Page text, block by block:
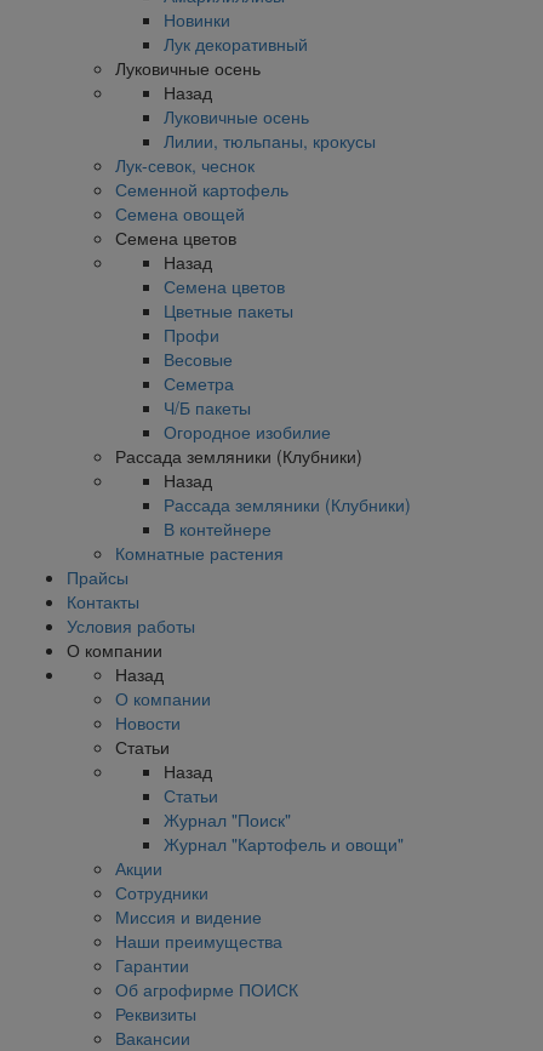
Новинки
Лук декоративный
Луковичные осень
Назад
Луковичные осень
Лилии, тюльпаны, крокусы
Лук-севок, чеснок
Семенной картофель
Семена овощей
Семена цветов
Назад
Семена цветов
Цветные пакеты
Профи
Весовые
Семетра
Ч/Б пакеты
Огородное изобилие
Рассада земляники (Клубники)
Назад
Рассада земляники (Клубники)
В контейнере
Комнатные растения
Прайсы
Контакты
Условия работы
О компании
Назад
О компании
Новости
Статьи
Назад
Статьи
Журнал "Поиск"
Журнал "Картофель и овощи"
Акции
Сотрудники
Миссия и видение
Наши преимущества
Гарантии
Об агрофирме ПОИСК
Реквизиты
Вакансии